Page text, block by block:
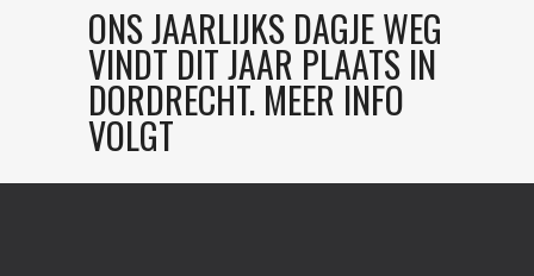
ONS JAARLIJKS DAGJE WEG
VINDT DIT JAAR PLAATS IN
DORDRECHT. MEER INFO
VOLGT